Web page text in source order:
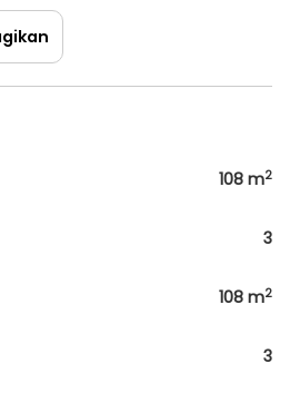
108 m2
3
108 m2
3